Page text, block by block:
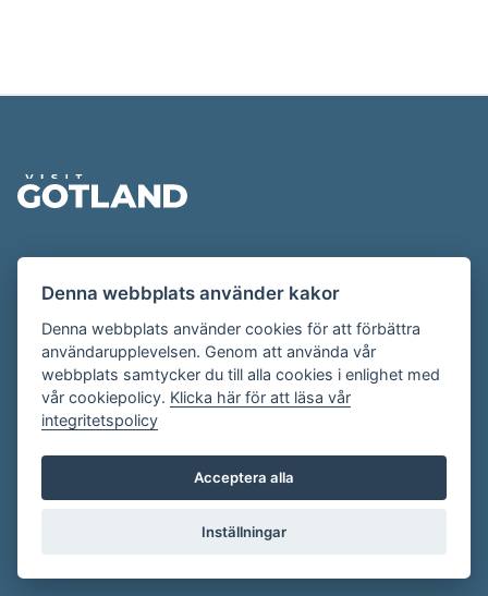
Evenemangskalendern presenteras av
Destination Gotland påvisitgotland.se.
Har du frågor om evenemangskalendern? Mejla oss på
evenemang@visitgotland.se.
Cookies
Villkor
Skapa konto
Denna webbplats använder kakor
Denna webbplats använder cookies för att förbättra
användarupplevelsen. Genom att använda vår
webbplats samtycker du till alla cookies i enlighet med
vår cookiepolicy. Klicka här för att läsa vår
integritetspolicy
Acceptera alla
Inställningar